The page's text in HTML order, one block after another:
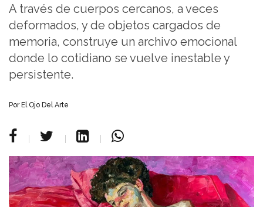
A través de cuerpos cercanos, a veces
deformados, y de objetos cargados de
memoria, construye un archivo emocional
donde lo cotidiano se vuelve inestable y
persistente.
Por El Ojo Del Arte